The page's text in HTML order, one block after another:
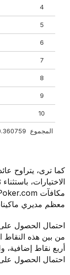
4
10
المجموع 0.360759
الاختيارات،
معظم مديري
احتمال الحصول على